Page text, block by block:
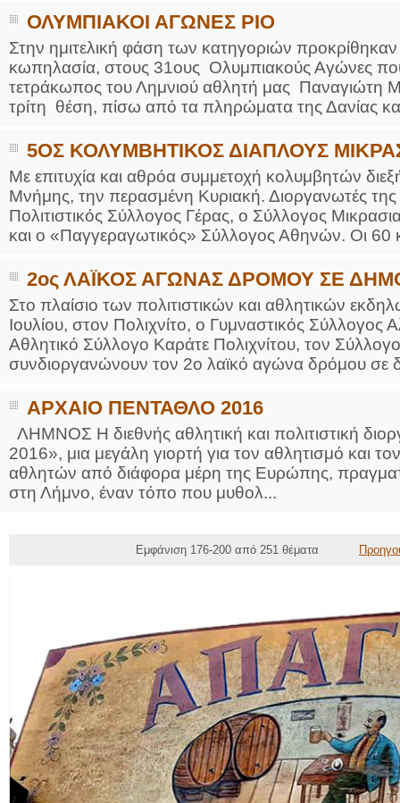
ΟΛΥΜΠΙΑΚΟΙ ΑΓΩΝΕΣ ΡΙΟ
Στην ημιτελική φάση των κατηγοριών
κωπηλασία, στους 31ους Ολυμπιακούς Αγώνες που
τετράκωπος του Λημνιού αθλητή μας Παναγιώτη
τρίτη θέση, πίσω από τα πληρώματα της Δανίας
5ΟΣ ΚΟΛΥΜΒΗΤΙΚΟΣ ΔΙΑΠΛΟΥΣ
Με επιτυχία και αθρόα συμμετοχή κολυμβητών
Μνήμης, την περασμένη Κυριακή. Διοργανωτές
Πολιτιστικός Σύλλογος Γέρας, ο Σύλλογος
και ο «Παγγεραγωτικός» Σύλλογος Αθηνών. Οι 60
2ος ΛΑΪΚΟΣ ΑΓΩΝΑΣ ΔΡΟΜΟΥ ΣΕ
Στο πλαίσιο των πολιτιστικών και αθλητικών
Ιουλίου, στον Πολιχνίτο, ο Γυμναστικός Σύλλογος
Αθλητικό Σύλλογο Καράτε Πολιχνίτου, τον
συνδιοργανώνουν τον 2ο λαϊκό αγώνα δρόμου σε
ΑΡΧΑΙΟ ΠΕΝΤΑΘΛΟ 2016
ΛΗΜΝΟΣ Η διεθνής αθλητική και πολιτιστική
2016», μια μεγάλη γιορτή για τον αθλητισμό και
αθλητών από διάφορα μέρη της Ευρώπης,
στη Λήμνο, έναν τόπο που μυθολ...
Εμφάνιση 176-200 από 251 θέματα